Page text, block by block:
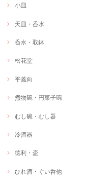
小皿
天皿・呑水
呑水・取鉢
松花堂
平蓋向
煮物碗・円菓子碗
むし碗・むし器
冷酒器
徳利・盃
ひれ酒・ぐい呑他